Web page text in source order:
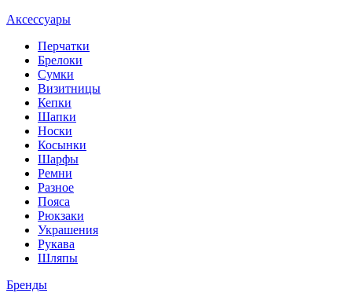
Аксессуары
Перчатки
Брелоки
Сумки
Визитницы
Кепки
Шапки
Носки
Косынки
Шарфы
Ремни
Разное
Пояса
Рюкзаки
Украшения
Рукава
Шляпы
Бренды